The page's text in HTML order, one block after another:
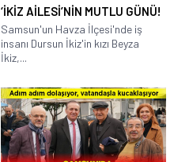
‘İKİZ AİLESİ’NİN MUTLU GÜNÜ!
Samsun'un Havza İlçesi'nde iş
insanı Dursun İkiz'in kızı Beyza
İkiz,...